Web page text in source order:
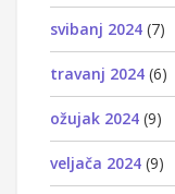
svibanj 2024 (7)
travanj 2024 (6)
ožujak 2024 (9)
veljača 2024 (9)